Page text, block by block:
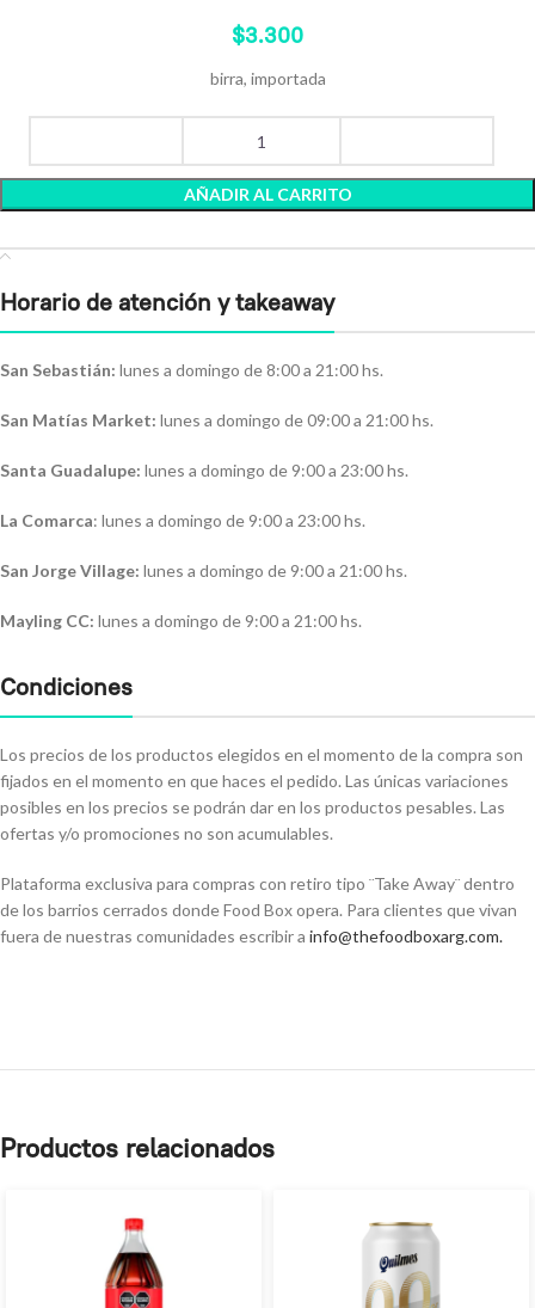
$3.300
birra, importada
AÑADIR AL CARRITO
Horario de atención y takeaway
San Sebastián: lunes a domingo de 8:00 a 21:00 hs.
San Matías Market: lunes a domingo de 09:00 a 21:00 hs.
Santa Guadalupe: lunes a domingo de 9:00 a 23:00 hs.
La Comarca: lunes a domingo de 9:00 a 23:00 hs.
San Jorge Village: lunes a domingo de 9:00 a 21:00 hs.
Mayling CC: lunes a domingo de 9:00 a 21:00 hs.
Condiciones
Los precios de los productos elegidos en el momento de la compra son
fijados en el momento en que haces el pedido. Las únicas variaciones
posibles en los precios se podrán dar en los productos pesables. Las
ofertas y/o promociones no son acumulables.
Plataforma exclusiva para compras con retiro tipo ¨Take Away¨ dentro
de los barrios cerrados donde Food Box opera. Para clientes que vivan
fuera de nuestras comunidades escribir a info@thefoodboxarg.com.
Productos relacionados